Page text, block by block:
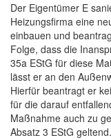
Der Eigentümer E
Heizungsfirma eine
einbauen und
Folge, dass die
35a EStG für diese
lässt er an den
Hierfür beantragt er
für die darauf
Maßnahme auch zu
Absatz 3 EStG geltend.